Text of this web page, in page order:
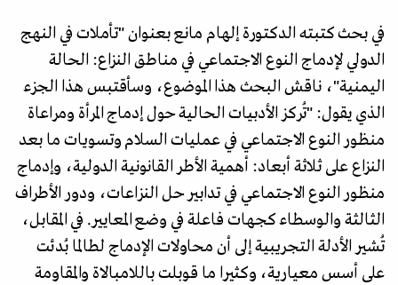
في بحث كتبته الدكتورة إلهام مانع بعنوان "تأملات في النهج
الدولي لإدماج النوع الاجتماعي في مناطق النزاع: الحالة
اليمنية"، ناقش البحث هذا الموضوع، وسأقتبس هذا الجزء
الذي يقول: "تُركز الأدبيات الحالية حول إدماج المرأة ومراعاة
منظور النوع الاجتماعي في عمليات السلام وتسويات ما بعد
النزاع على ثلاثة أبعاد: أهمية الأطر القانونية الدولية، وإدماج
منظور النوع الاجتماعي في تدابير حل النزاعات، ودور الأطراف
الثالثة والوسطاء كجهات فاعلة في وضع المعايير. في المقابل،
تُشير الأدلة التجريبية إلى أن محاولات الإدماج لطالما بُدئت
على أسس معيارية، وكثيرا ما قوبلت باللامبالاة والمقاومة